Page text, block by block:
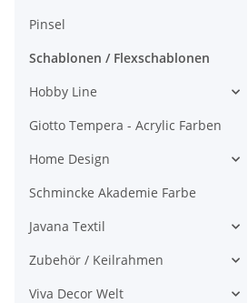
Pinsel
Schablonen / Flexschablonen
Hobby Line
Giotto Tempera - Acrylic Farben
Home Design
Schmincke Akademie Farbe
Javana Textil
Zubehör / Keilrahmen
Viva Decor Welt